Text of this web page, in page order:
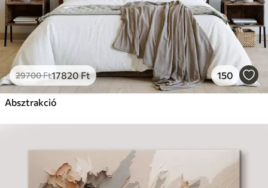
29700Ft17820Ft 150
Absztrakció